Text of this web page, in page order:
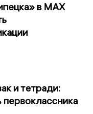
в MAX
и тетради:
первоклассника